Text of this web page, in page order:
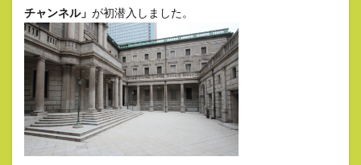
チャンネル」 が初潜入しました。